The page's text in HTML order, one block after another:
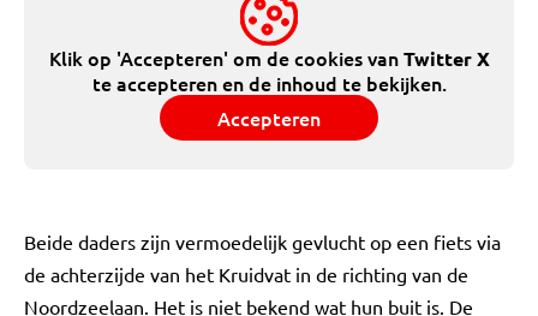
Klik op 'Accepteren' om de cookies vanTwitter X
te accepteren en de inhoud te bekijken.
Accepteren
Beide daders zijn vermoedelijk gevlucht op een fiets via
de achterzijde van het Kruidvat in de richting van de
Noordzeelaan. Het is niet bekend wat hun buit is. De